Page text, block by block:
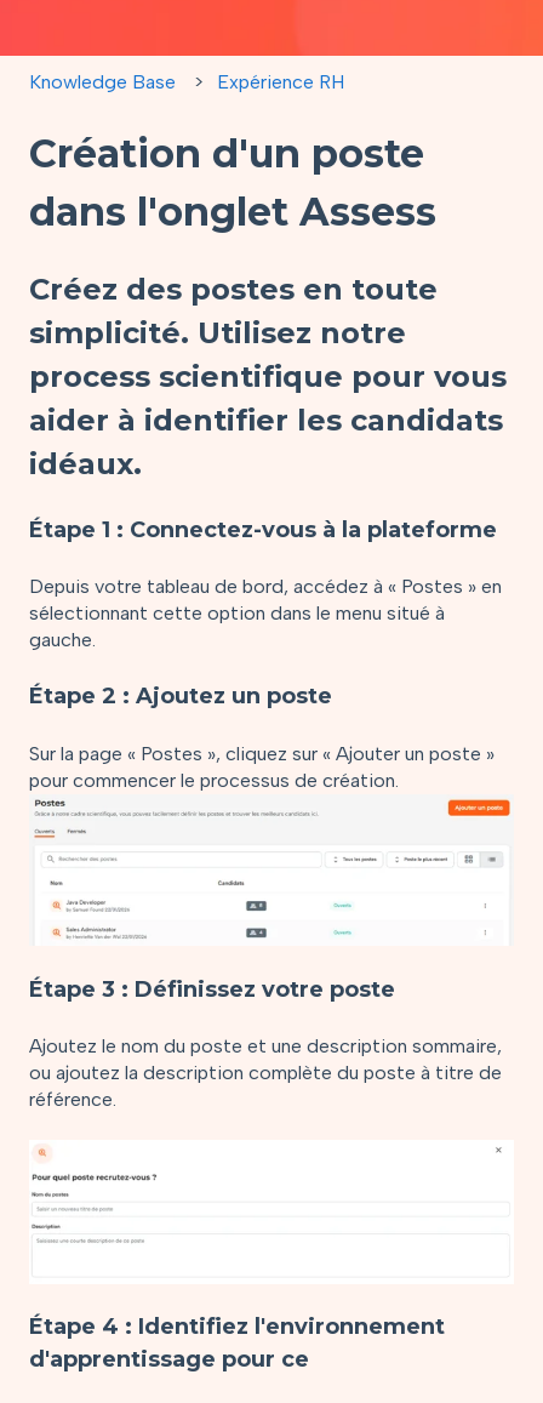
Knowledge Base Expérience RH
Création d'un poste
dans l'onglet Assess
Créez des postes en toute
simplicité. Utilisez notre
process scientifique pour vous
aider à identifier les candidats
idéaux.
Étape 1 : Connectez-vous à la plateforme
Depuis votre tableau de bord, accédez à « Postes » en
sélectionnant cette option dans le menu situé à
gauche.
Étape 2 : Ajoutez un poste
Sur la page « Postes », cliquez sur « Ajouter un poste »
pour commencer le processus de création.
Étape 3 : Définissez votre poste
Ajoutez le nom du poste et une description sommaire,
ou ajoutez la description complète du poste à titre de
référence.
Étape 4 : Identifiez l'environnement
d'apprentissage pour ce